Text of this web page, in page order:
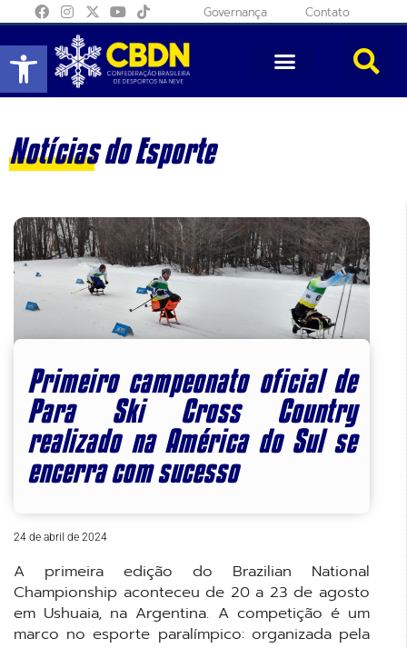
Abrir a barra de ferramentas
Governança Contato
Notícias do Esporte
Primeiro campeonato oficial de
Para Ski Cross Country
realizado na América do Sul se
encerra com sucesso
24 de abril de 2024
A primeira edição do Brazilian National
Championship aconteceu de 20 a 23 de agosto
em Ushuaia, na Argentina. A competição é um
marco no esporte paralímpico: organizada pela